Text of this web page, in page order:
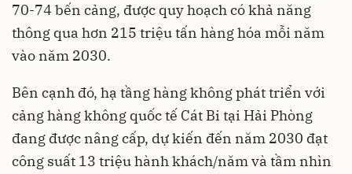
70-74 bến cảng, được quy hoạch có khả năng
thông qua hơn 215 triệu tấn hàng hóa mỗi năm
vào năm 2030.
Bên cạnh đó, hạ tầng hàng không phát triển với
cảng hàng không quốc tế Cát Bi tại Hải Phòng
đang được nâng cấp, dự kiến đến năm 2030 đạt
công suất 13 triệu hành khách/năm và tầm nhìn